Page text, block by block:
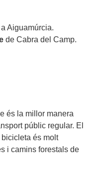
a Aiguamúrcia.
de Cabra del Camp.
és la millor manera
públic regular. El
és molt
i camins forestals de